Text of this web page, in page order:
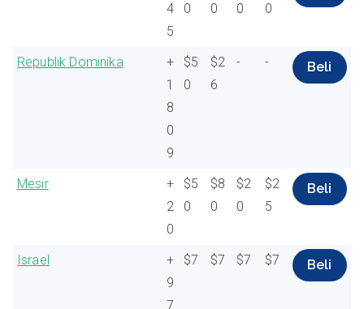
4
5
0
0
0
0
Republik Dominika
+
1
8
0
9
$5
0
$2
6
- - Beli
Mesir
+
2
0
$5
0
$8
0
$2
0
$2
5
Beli
Israel
+
9
7
$7 $7 $7 $7 Beli